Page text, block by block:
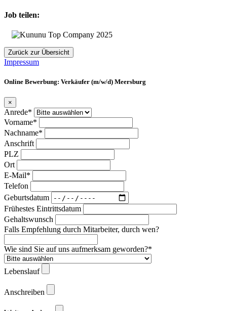
Job teilen:
Zurück zur Übersicht
Impressum
Online Bewerbung: Verkäufer (m/w/d) Meersburg
×
Anrede*
Vorname*
Nachname*
Anschrift
PLZ
Ort
E-Mail*
Telefon
Geburtsdatum
Frühestes Eintrittsdatum
Gehaltswunsch
Falls Empfehlung durch Mitarbeiter, durch wen?
Wie sind Sie auf uns aufmerksam geworden?*
Lebenslauf
Anschreiben